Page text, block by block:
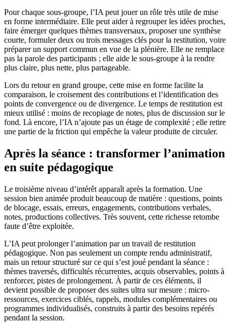
Pour chaque sous-groupe, l’IA peut jouer un rôle très utile de mise
en forme intermédiaire. Elle peut aider à regrouper les idées proches,
faire émerger quelques thèmes transversaux, proposer une synthèse
courte, formuler deux ou trois messages clés pour la restitution, voire
préparer un support commun en vue de la plénière. Elle ne remplace
pas la parole des participants ; elle aide le sous-groupe à la rendre
plus claire, plus nette, plus partageable.
Lors du retour en grand groupe, cette mise en forme facilite la
comparaison, le croisement des contributions et l’identification des
points de convergence ou de divergence. Le temps de restitution est
mieux utilisé : moins de recopiage de notes, plus de discussion sur le
fond. Là encore, l’IA n’ajoute pas un étage de complexité ; elle retire
une partie de la friction qui empêche la valeur produite de circuler.
Après la séance : transformer l’animation
en suite pédagogique
Le troisième niveau d’intérêt apparaît après la formation. Une
session bien animée produit beaucoup de matière : questions, points
de blocage, essais, erreurs, engagements, contributions verbales,
notes, productions collectives. Très souvent, cette richesse retombe
faute d’être exploitée.
L’IA peut prolonger l’animation par un travail de restitution
pédagogique. Non pas seulement un compte rendu administratif,
mais un retour structuré sur ce qui s’est joué pendant la séance :
thèmes traversés, difficultés récurrentes, acquis observables, points à
renforcer, pistes de prolongement. À partir de ces éléments, il
devient possible de proposer des suites ultra sur mesure : micro-
ressources, exercices ciblés, rappels, modules complémentaires ou
programmes individualisés, construits à partir des besoins repérés
pendant la session.